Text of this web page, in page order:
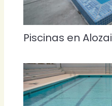
Piscinas en